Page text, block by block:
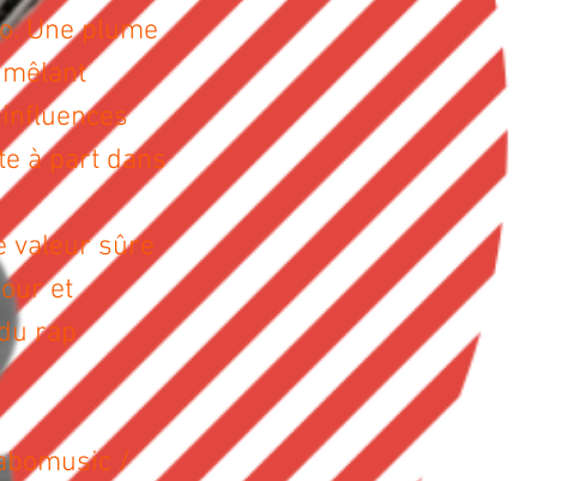
Une plume
à part dans
valeur sûre
et
rap
/